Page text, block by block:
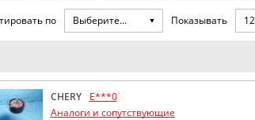
по Выберите... Показывать 12
CHERY
E***0
Аналоги и сопутствующие